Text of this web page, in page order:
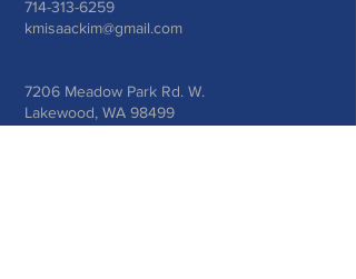
714-313-6259
kmisaackim@gmail.com
7206 Meadow Park Rd. W.
Lakewood, WA 98499